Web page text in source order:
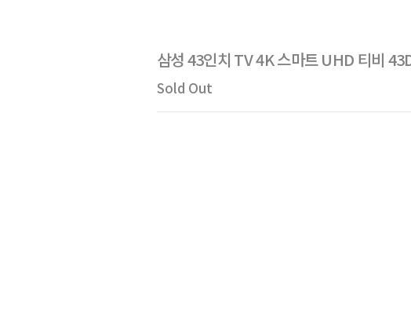
삼성 43인치 TV 4K 스마트 UHD 티비
Sold Out